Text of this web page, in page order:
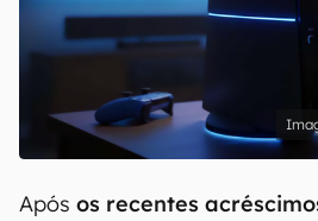
Após os recentes